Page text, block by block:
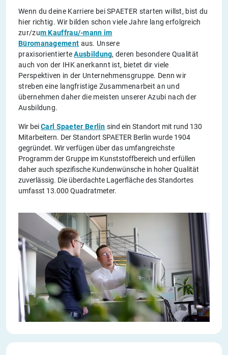
Wenn du deine Karriere bei SPAETER starten willst, bist du
hier richtig. Wir bilden schon viele Jahre lang erfolgreich
zur/zum Kauffrau/-mann im
Büromanagement aus. Unsere
praxisorientierteAusbildung, deren besondere Qualität
auch von der IHK anerkannt ist, bietet dir viele
Perspektiven in der Unternehmensgruppe. Denn wir
streben eine langfristige Zusammenarbeit an und
übernehmen daher die meisten unserer Azubi nach der
Ausbildung.
Wir beiCarl Spaeter Berlin sind ein Standort mit rund 130
Mitarbeitern. Der Standort SPAETER Berlin wurde 1904
gegründet. Wir verfügen über das umfangreichste
Programm der Gruppe im Kunststoffbereich und erfüllen
daher auch spezifische Kundenwünsche in hoher Qualität
zuverlässig. Die überdachte Lagerfläche des Standortes
umfasst 13.000 Quadratmeter.